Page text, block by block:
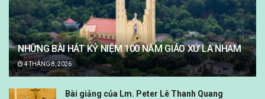
NHỮNG BÀI HÁT KỶ NIỆM 100 NĂM GIÁO XỨ LA NHAM
4 THÁNG 8, 2026
Bài giảng của Lm. Peter Lê Thanh Quang